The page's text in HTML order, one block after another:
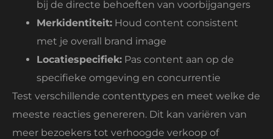
bij de directe behoeften van voorbijgangers
Merkidentiteit: Houd content consistent
met je overall brand image
Locatiespecifiek: Pas content aan op de
specifieke omgeving en concurrentie
Test verschillende contenttypes en meet welke de
meeste reacties genereren. Dit kan variëren van
meer bezoekers tot verhoogde verkoop of